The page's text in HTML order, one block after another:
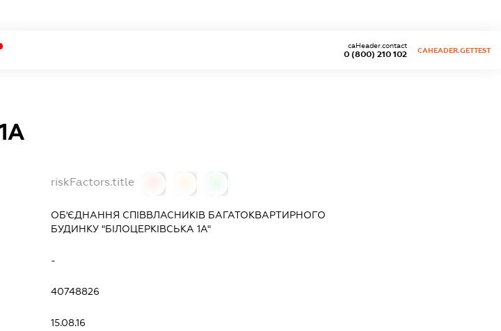
0 (800) 210 102
caHeader.contact
CAHEADER.GETTEST
riskFactors.title
ОБ'ЄДНАННЯ СПІВВЛАСНИКІВ БАГАТОКВАРТИРНОГО
БУДИНКУ "БІЛОЦЕРКІВСЬКА 1А"
-
40748826
15.08.16